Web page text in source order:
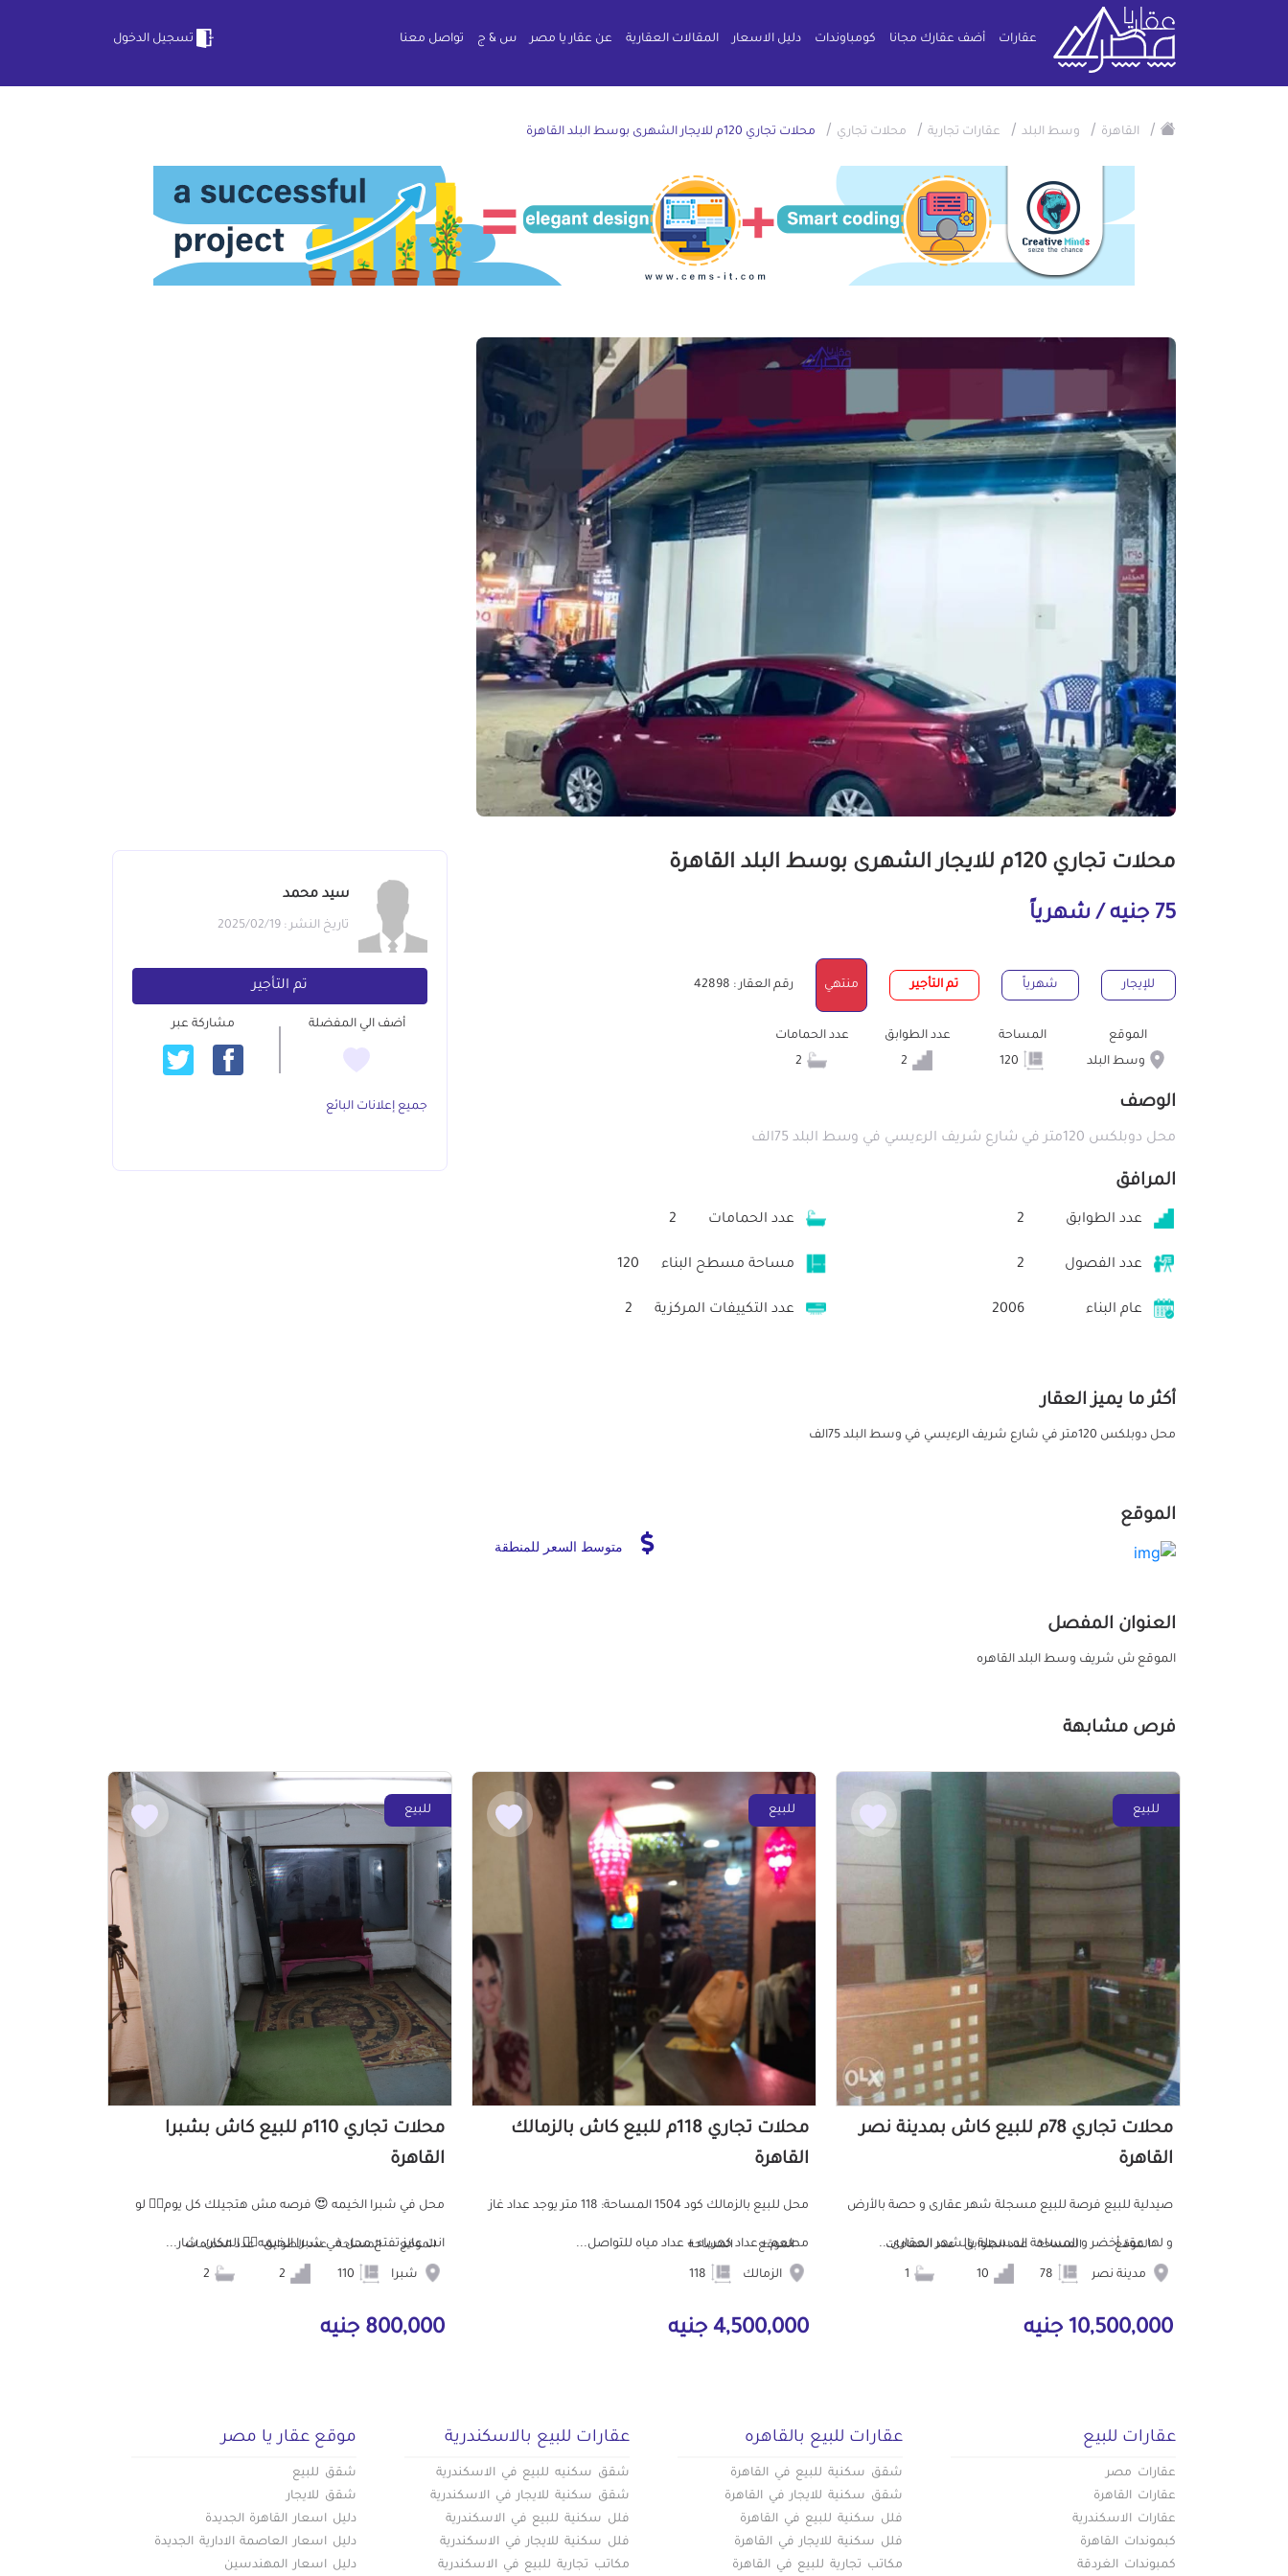
عقارات أضف عقارك مجانا كومباوندات دليل الاسعار المقالات العقارية عن عقار يا مصر س & ج تواصل معنا تسجيل الدخول
/ القاهرة / وسط البلد / عقارات تجارية / محلات تجاري / محلات تجاري 120م للايجار الشهرى بوسط البلد القاهرة
محلات تجاري 120م للايجار الشهرى بوسط البلد القاهرة
75 جنيه / شهرياً
للإيجار شهرياً تم التأجير منتهي رقم العقار : 42898
الموقع
وسط البلد
المساحة
عدد الطوابق
عدد الحمامات
الوصف
محل دوبلكس 120متر في شارع شريف الرءيسي في وسط البلد 75الف
المرافق
عدد الطوابق 2 عدد الحمامات 2
عدد الفصول 2 مساحة مسطح البناء 120
عام البناء 2006 عدد التكييفات المركزية 2
أكثر ما يميز العقار
محل دوبلكس 120متر في شارع شريف الرءيسي في وسط البلد 75الف
الموقع
متوسط السعر للمنطقة
العنوان المفصل
الموقع ش شريف وسط البلد القاهره
سيد محمد
تاريخ النشر : 2025/02/19
تم التأجير
أضف الي المفضلة مشاركة عبر
جميع إعلانات البائع
فرص مشابهة
للبيع
محلات تجاري 78م للبيع كاش بمدينة نصر
القاهرة
صيدلية للبيع فرصة للبيع مسجلة شهر عقارى و حصة بالأرض
و لها عقد أخضر و المساحة المسجلة بالشهر العقارى...
الموقع
مدينة نصر
المساحة عدد الطوابق عدد الحمامات
10,500,000 جنيه
للبيع
محلات تجاري 118م للبيع كاش بالزمالك
القاهرة
محل للبيع بالزمالك كود 1504 المساحة: 118 متر يوجد عداد غاز
مطعم + عداد كهرباء + عداد مياه للتواصل...
الموقع
الزمالك
المساحة
4,500,000 جنيه
للبيع
محلات تجاري 110م للبيع كاش بشبرا
القاهرة
محل في شبرا الخيمه 😍 فرصه مش هتجيلك كل يوم👌🏻 لو
انت عايز تفتح محل في شبرا الخيمه👌🏻 المكان: شار...
الموقع
شبرا
المساحة عدد الطوابق عدد الحمامات
800,000 جنيه
عقارات للبيع
عقارات مصر
عقارات القاهرة
عقارات الاسكندرية
كبموندات القاهرة
كمبوندات الغردقة
عقارات للبيع بالقاهره
شقق سكنية للبيع في القاهرة
شقق سكنية للايجار في القاهرة
فلل سكنية للبيع في القاهرة
فلل سكنية للايجار في القاهرة
مكاتب تجارية للبيع في القاهرة
عقارات للبيع بالاسكندرية
شقق سكنيه للبيع في الاسكندرية
شقق سكنية للايجار في الاسكندرية
فلل سكنية للبيع في الاسكندرية
فلل سكنية للايجار في الاسكندرية
مكاتب تجارية للبيع في الاسكندرية
موقع عقار يا مصر
شقق للبيع
شقق للايجار
دليل اسعار القاهرة الجديدة
دليل اسعار العاصمة الادارية الجديدة
دليل اسعار المهندسين